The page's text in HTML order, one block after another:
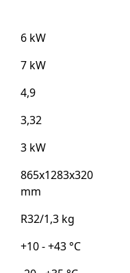
6 kW
7 kW
4,9
3,32
3 kW
865x1283x320
mm
R32/1,3 kg
+10 - +43 °C